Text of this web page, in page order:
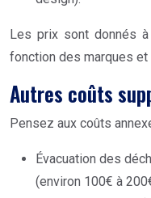
Les prix sont donnés
fonction des marques
Autres coûts
Pensez aux coûts
Évacuation des
(environ 100€ à